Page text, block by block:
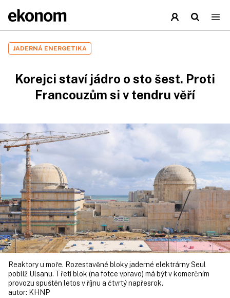
JADERNÁ ENERGETIKA
Korejci staví jádro o sto šest. Proti
Francouzům si v tendru věří
Reaktory u moře. Rozestavěné bloky jaderné elektrárny Seul
poblíž Ulsanu. Třetí blok (na fotce vpravo) má být v komerčním
provozu spuštěn letos v říjnu a čtvrtý napřesrok.
autor: KHNP